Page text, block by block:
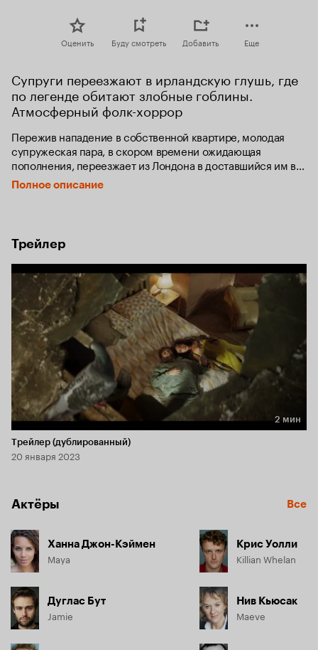
Оценить Буду смотреть Добавить Еще
Супруги переезжают в ирландскую глушь, где
по легенде обитают злобные гоблины.
Атмосферный фолк-хоррор
Пережив нападение в собственной квартире, молодая
супружеская пара, в скором времени ожидающая
пополнения, переезжает из Лондона в доставшийся им в
наследство дом в ирландской деревне. Новое место
кажется тихим и спокойным, хотя соседка
не миновать беды.
Полное описание
Трейлер
Длительность 2 мин
2 мин
Трейлер (дублированный)
20 января 2023
Актёры Все
Ханна Джон-Кэймен
Maya
Дуглас Бут
Jamie
Крис Уолли
Killian Whelan
Нив Кьюсак
Maeve